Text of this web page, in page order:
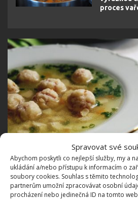
Spravovat své
Abychom poskytli co nejlepší služby, my a
ukládání a/nebo přístupu k informacím o
soubory cookies. Souhlas s těmito
partnerům umožní zpracovávat osobní
procházení nebo jedinečná ID na tomto
proces
Fotografie: Pixabay
Kdy přidat rozmarýn